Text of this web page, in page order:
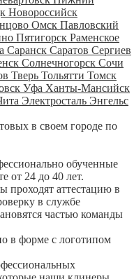
Новороссийск
Омск Павловский
Пятигорск Раменское
Саранск Саратов Сергиев
Солнечногорск Сочи
Тверь Тольятти Томск
Уфа Ханты-Мансийск
Электросталь Энгельс
в своем городе по
обученные
от 24 до 40 лет.
проходят аттестацию в
в службе
частью команды
в форме с логотипом